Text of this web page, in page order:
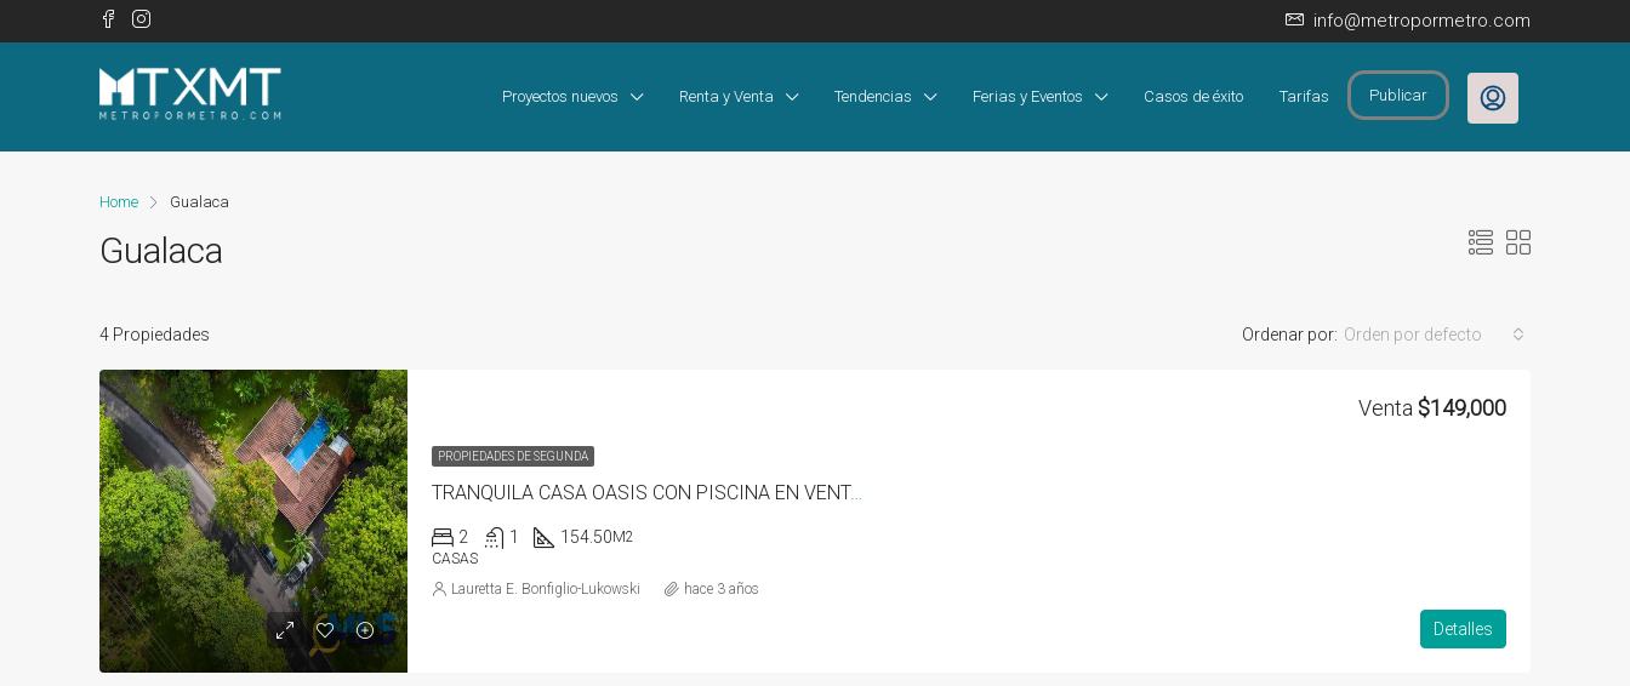
info@metropormetro.com
Proyectos nuevos Renta y Venta Tendencias Ferias y Eventos Casos de éxito Tarifas Publicar
Home Gualaca
Gualaca
4 Propiedades Ordenar por: Orden por defecto
PROPIEDADES DE SEGUNDA
TRANQUILA CASA OASIS CON PISCINA EN VENTA EN GUALACA
Venta $149,000
2 1 154.50M2
CASAS
Detalles
Lauretta E. Bonfiglio-Lukowski hace 3 años